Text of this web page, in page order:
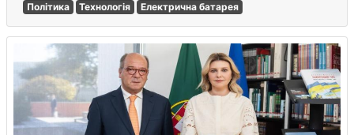
Політика Технологія Електрична батарея